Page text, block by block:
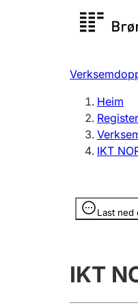
Heim
IKT
Last ned
IKT